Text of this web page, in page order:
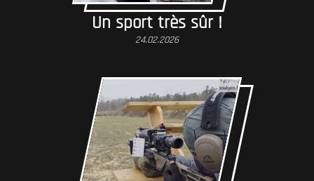
Un sport très sûr !
24.02.2026